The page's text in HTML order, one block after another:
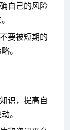
自己的风险
要被短期的
。
识，提高自
。